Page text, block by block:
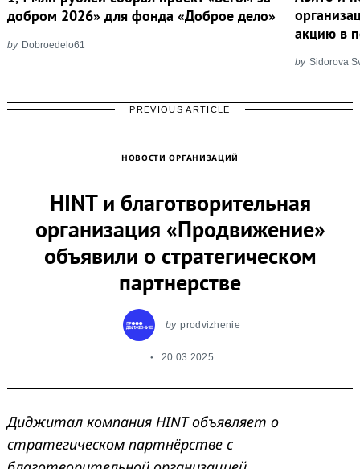
добром 2026» для фонда «Доброе дело»
by Dobroedelo61
акцию в
by Sidorova
PREVIOUS ARTICLE
НОВОСТИ ОРГАНИЗАЦИЙ
HINT и благотворительная
организация «Продвижение»
объявили о стратегическом
партнерстве
by prodvizhenie
20.03.2025
Диджитал компания HINT объявляет о
стратегическом партнёрстве с